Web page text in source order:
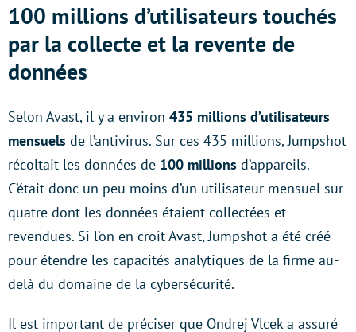
100 millions d’utilisateurs touchés
par la collecte et la revente de
données
Selon Avast, il y a environ 435 millions d’utilisateurs
mensuels de l’antivirus. Sur ces 435 millions, Jumpshot
récoltait les données de 100 millions d’appareils.
C’était donc un peu moins d’un utilisateur mensuel sur
quatre dont les données étaient collectées et
revendues. Si l’on en croit Avast, Jumpshot a été créé
pour étendre les capacités analytiques de la firme au-
delà du domaine de la cybersécurité.
Il est important de préciser que Ondrej Vlcek a assuré